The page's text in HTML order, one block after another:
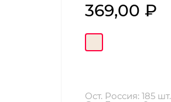
369,00 ₽
Ост. Россия: 185 шт.